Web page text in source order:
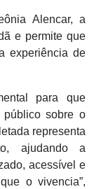
Alencar, a
e permite que
experiência de
para que
público sobre o
representa
ajudando a
acessível e
o vivencia”,